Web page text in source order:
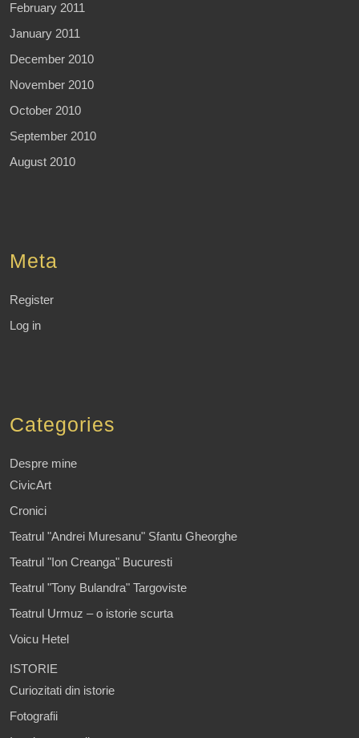
February 2011
January 2011
December 2010
November 2010
October 2010
September 2010
August 2010
Meta
Register
Log in
Categories
Despre mine
CivicArt
Cronici
Teatrul "Andrei Muresanu" Sfantu Gheorghe
Teatrul "Ion Creanga" Bucuresti
Teatrul "Tony Bulandra" Targoviste
Teatrul Urmuz – o istorie scurta
Voicu Hetel
ISTORIE
Curiozitati din istorie
Fotografii